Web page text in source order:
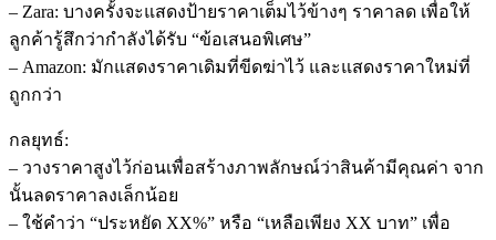
– Zara: บางครั้งจะแสดงป้ายราคาเต็มไว้ข้างๆ ราคาลด เพื่อให้
ลูกค้ารู้สึกว่ากำลังได้รับ “ข้อเสนอพิเศษ”
– Amazon: มักแสดงราคาเดิมที่ขีดฆ่าไว้ และแสดงราคาใหม่ที่
ถูกกว่า
กลยุทธ์:
– วางราคาสูงไว้ก่อนเพื่อสร้างภาพลักษณ์ว่าสินค้ามีคุณค่า จาก
นั้นลดราคาลงเล็กน้อย
– ใช้คำว่า “ประหยัด XX%” หรือ “เหลือเพียง XX บาท” เพื่อ